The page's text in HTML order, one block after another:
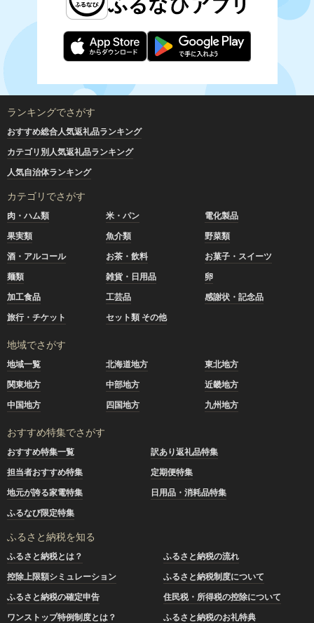
ランキングでさがす
おすすめ総合人気返礼品ランキング
カテゴリ別人気返礼品ランキング
人気自治体ランキング
カテゴリでさがす
肉・ハム類 米・パン
電化製品
果実類
魚介類
野菜類
酒・アルコール
お茶・飲料
お菓子・スイーツ
麺類
雑貨・日用品
卵
加工食品
工芸品
感謝状・記念品
旅行・チケット
セット類 その他
地域でさがす
地域一覧 北海道地方
東北地方
関東地方
中部地方
近畿地方
中国地方
四国地方 九州地方
おすすめ特集でさがす
おすすめ特集一覧
訳あり返礼品特集
担当者おすすめ特集
定期便特集
地元が誇る家電特集
日用品・消耗品特集
ふるなび限定特集
ふるさと納税を知る
ふるさと納税とは？
ふるさと納税の流れ
控除上限額シミュレーション
ふるさと納税制度について
ふるさと納税の確定申告
住民税・所得税の控除について
ワンストップ特例制度とは？
ふるさと納税のお礼特典